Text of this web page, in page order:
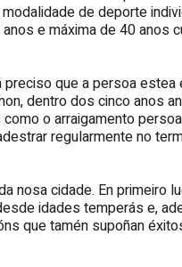
de deporte
e máxima de 40 anos
que a persoa estea
dentro dos cinco anos
o arraigamento
regularmente no
nosa cidade. En primeiro
idades temperás e,
que tamén supoñan